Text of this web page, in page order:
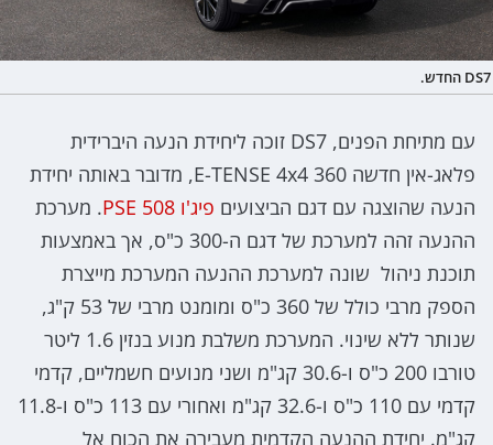
DS7 החדש.
עם מתיחת הפנים, DS7 זוכה ליחידת הנעה היברידית
פלאג-אין חדשה E-TENSE 4x4 360, מדובר באותה יחידת
הנעה שהוצגה עם דגם הביצועים פיג'ו 508 PSE
. מערכת
ההנעה זהה למערכת של דגם ה-300 כ"ס, אך באמצעות
תוכנת ניהול שונה למערכת ההנעה המערכת מייצרת
הספק מרבי כולל של 360 כ"ס ומומנט מרבי של 53 ק"ג,
שנותר ללא שינוי. המערכת משלבת מנוע בנזין 1.6 ליטר
טורבו 200 כ"ס ו-30.6 קג"מ ושני מנועים חשמליים, קדמי
קדמי עם 110 כ"ס ו-32.6 קג"מ ואחורי עם 113 כ"ס ו-11.8
קג"מ. יחידת ההנעה הקדמית מעבירה את הכוח אל